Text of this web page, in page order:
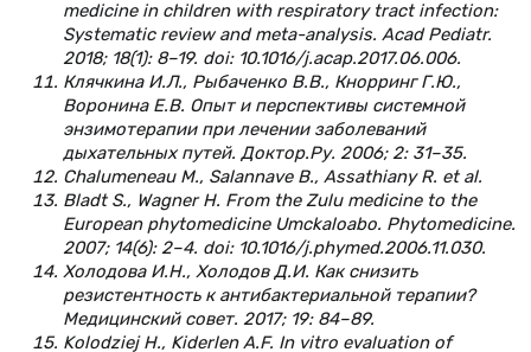
medicine in children with respiratory tract infection:
Systematic review and meta-analysis. Acad Pediatr.
2018; 18(1): 8–19. doi: 10.1016/j.acap.2017.06.006.
Клячкина И.Л., Рыбаченко В.В., Кнорринг Г.Ю.,
Воронина Е.В. Опыт и перспективы системной
энзимотерапии при лечении заболеваний
дыхательных путей. Доктор.Ру. 2006; 2: 31–35.
Chalumeneau M., Salannave B., Assathiany R. et al.
Bladt S., Wagner H. From the Zulu medicine to the
European phytomedicine Umckaloabo. Phytomedicine.
2007; 14(6): 2–4. doi: 10.1016/j.phymed.2006.11.030.
Холодова И.Н., Холодов Д.И. Как снизить
резистентность к антибактериальной терапии?
Медицинский совет. 2017; 19: 84–89.
Kolodziej H., Kiderlen A.F. In vitro evaluation of